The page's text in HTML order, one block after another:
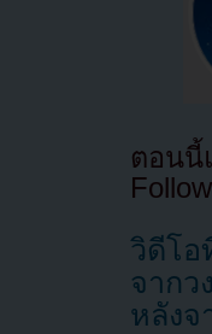
ตอนนี้
วิดีโอ
จากว
หลังจ